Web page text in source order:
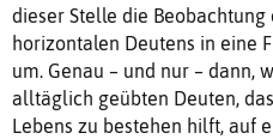
dieser Stelle die Beobachtung
horizontalen Deutens in eine
um. Genau – und nur – dann,
alltäglich geübten Deuten,
Lebens zu bestehen hilft, auf